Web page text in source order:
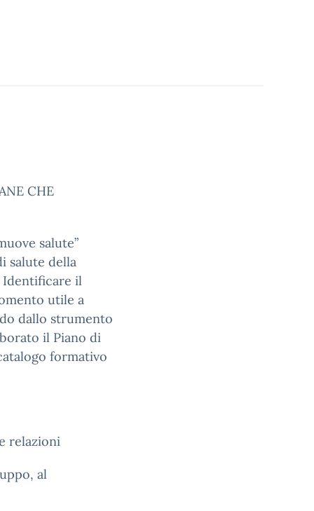
CHE
salute”
salute della
Identificare il
utile a
dallo strumento
il Piano di
formativo
relazioni
al